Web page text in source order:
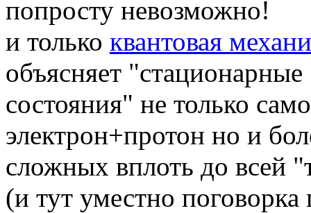
попросту невозможно!
и только квантовая
объясняет "стационарные
состояния" не только
электрон+протон но и
сложных вплоть до всей
(и тут уместно поговорка